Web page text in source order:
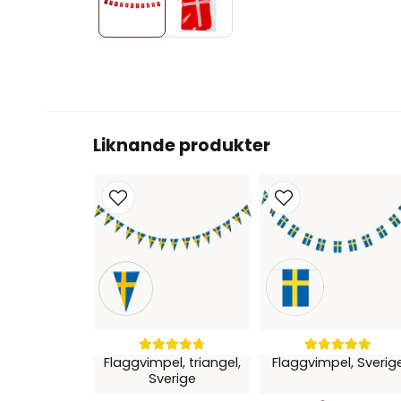
Liknande produkter
Flaggvimpel, triangel,
Sverige
Flaggvimpel,